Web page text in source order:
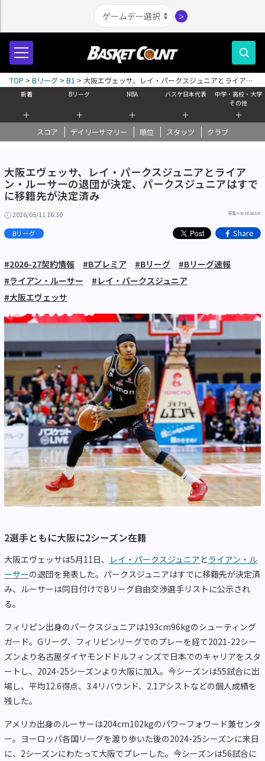
＞
新着
＋
Bリーグ
＋
NBA
＋
バスケ日本代表
＋
中学・高校・大学
その他
＋
スコア デイリーサマリー 順位 スタッツ クラブ
TOP > Bリーグ > B1 > 大阪エヴェッサ、レイ・パークスジュニアとライア
ン・ルーサーの退団が決定、パークスジュニアはすでに移籍先が決定済み
大阪エヴェッサ、レイ・パークスジュニアとライア
ン・ルーサーの退団が決定、パークスジュニアはすで
に移籍先が決定済み
2026/05/11 16:30 写真＝B.LEAGUE
Bリーグ Share
#2026-27契約情報 #Bプレミア #Bリーグ
#Bリーグ速報
#ライアン・ルーサー
#レイ・パークスジュニア
#大阪エヴェッサ
2選手ともに大阪に2シーズン在籍
大阪エヴェッサは5月11日、 レイ・パークスジュニアとライアン・ル
ーサーの退団を発表した。パークスジュニアはすでに移籍先が決定済
み、ルーサーは同日付けでBリーグ自由交渉選手リストに公示され
る。
フィリピン出身のパークスジュニアは193cm96kgのシューティング
ガード。Gリーグ、フィリピンリーグでのプレーを経て2021-22シー
ズンより名古屋ダイヤモンドドルフィンズで日本でのキャリアをスタ
ートし、2024-25シーズンより大阪に加入。今シーズンは55試合に出
場し、平均12.6得点、3.4リバウンド、2.1アシストなどの個人成績を
残した。
アメリカ出身のルーサーは204cm102kgのパワーフォワード兼センタ
ー。ヨーロッパ各国リーグを渡り歩いた後の2024-25シーズンに来日
に、2シーズンにわたって大阪でプレーした。今シーズンは56試合に